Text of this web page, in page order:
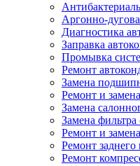
Аргонно-
Диагностика
Заправка
Промывка
Ремонт
Замена
Ремонт и
Замена
Замена фильтра
Ремонт и
Ремонт
Ремонт